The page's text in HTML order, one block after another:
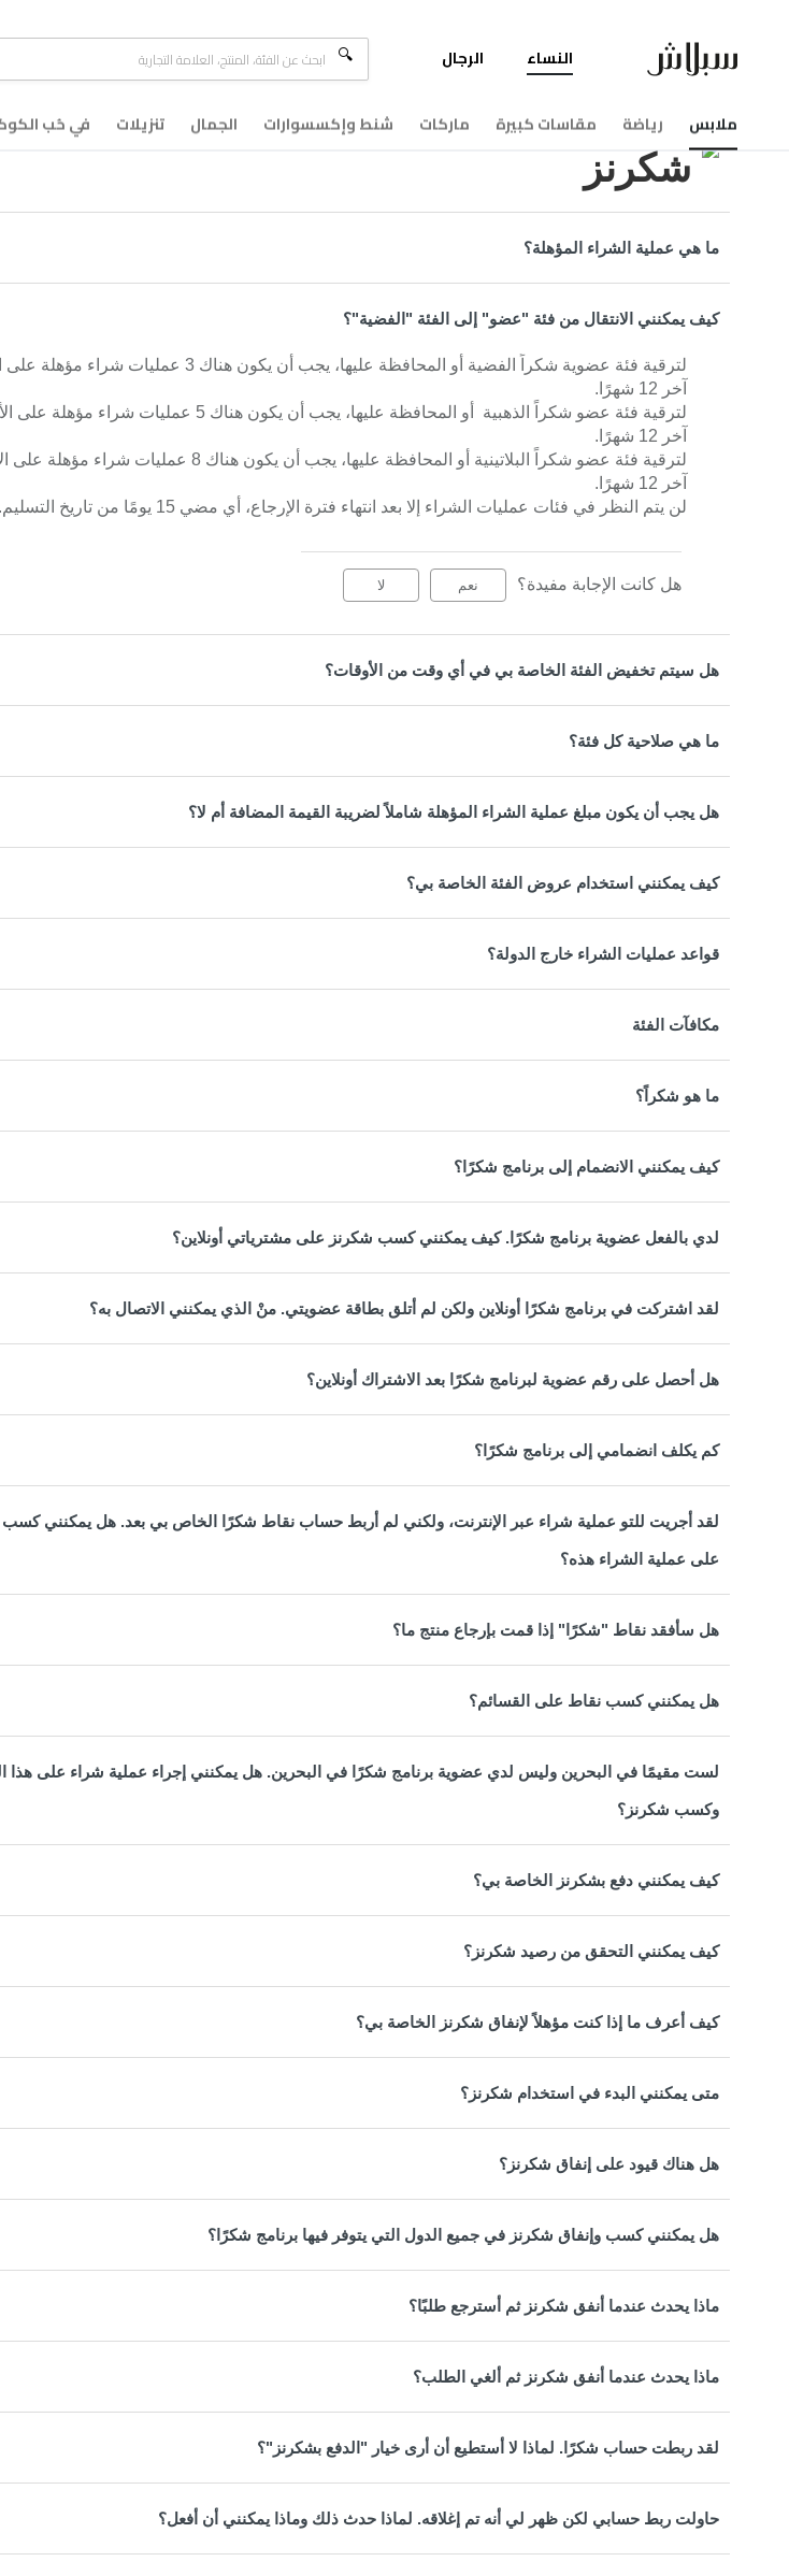
النساء
ملابس رياضة مقاسات كبيرة ماركات شنط وإكسسوارات الجمال تنزيلات في حُب
الرجال
شكرنز
ما هي عملية الشراء المؤهلة؟
كيف يمكنني الانتقال من فئة "عضو" إلى الفئة "الفضية"؟
لترقية فئة عضوية شكراً الفضية أو المحافظة عليها، يجب أن يكون هناك 3
آخر 12 شهرًا.
لترقية فئة عضو شكراً الذهبية أو المحافظة عليها، يجب أن يكون هناك 5 عمليات
آخر 12 شهرًا.
لترقية فئة عضو شكراً البلاتينية أو المحافظة عليها، يجب أن يكون هناك 8 عمليات
آخر 12 شهرًا.
لن يتم النظر في فئات عمليات الشراء إلا بعد انتهاء فترة الإرجاع، أي مضي 15 يومًا من تاريخ التسليم.
هل كانت الإجابة مفيدة؟ نعم لا
هل سيتم تخفيض الفئة الخاصة بي في أي وقت من الأوقات؟
ما هي صلاحية كل فئة؟
هل يجب أن يكون مبلغ عملية الشراء المؤهلة شاملاً لضريبة القيمة المضافة أم لا؟
كيف يمكنني استخدام عروض الفئة الخاصة بي؟
قواعد عمليات الشراء خارج الدولة؟
مكافآت الفئة
ما هو شكراً؟
كيف يمكنني الانضمام إلى برنامج شكرًا؟
لدي بالفعل عضوية برنامج شكرًا. كيف يمكنني كسب شكرنز على مشترياتي أونلاين؟
لقد اشتركت في برنامج شكرًا أونلاين ولكن لم أتلق بطاقة عضويتي. منْ الذي يمكنني الاتصال به؟
هل أحصل على رقم عضوية لبرنامج شكرًا بعد الاشتراك أونلاين؟
كم يكلف انضمامي إلى برنامج شكرًا؟
لقد أجريت للتو عملية شراء عبر الإنترنت، ولكني لم أربط حساب نقاط شكرًا الخاص بي بعد. هل يمكنني
على عملية الشراء هذه؟
هل سأفقد نقاط "شكرًا" إذا قمت بإرجاع منتج ما؟
هل يمكنني كسب نقاط على القسائم؟
لست مقيمًا في البحرين وليس لدي عضوية برنامج شكرًا في البحرين. هل يمكنني إجراء عملية شراء على هذا
وكسب شكرنز؟
كيف يمكنني دفع بشكرنز الخاصة بي؟
كيف يمكنني التحقق من رصيد شكرنز؟
كيف أعرف ما إذا كنت مؤهلاً لإنفاق شكرنز الخاصة بي؟
متى يمكنني البدء في استخدام شكرنز؟
هل هناك قيود على إنفاق شكرنز؟
هل يمكنني كسب وإنفاق شكرنز في جميع الدول التي يتوفر فيها برنامج شكرًا؟
ماذا يحدث عندما أنفق شكرنز ثم أسترجع طلبًا؟
ماذا يحدث عندما أنفق شكرنز ثم ألغي الطلب؟
لقد ربطت حساب شكرًا. لماذا لا أستطيع أن أرى خيار "الدفع بشكرنز"؟
حاولت ربط حسابي لكن ظهر لي أنه تم إغلاقه. لماذا حدث ذلك وماذا يمكنني أن أفعل؟